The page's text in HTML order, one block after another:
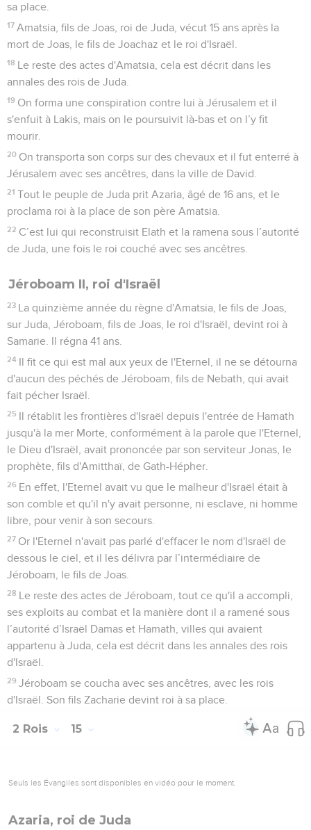
sa place.
17 Amatsia, fils de Joas, roi de Juda, vécut 15 ans après la
mort de Joas, le fils de Joachaz et le roi d'Israël.
18 Le reste des actes d'Amatsia, cela est décrit dans les
annales des rois de Juda.
19 On forma une conspiration contre lui à Jérusalem et il
s'enfuit à Lakis, mais on le poursuivit là-bas et on l’y fit
mourir.
20 On transporta son corps sur des chevaux et il fut enterré à
Jérusalem avec ses ancêtres, dans la ville de David.
21 Tout le peuple de Juda prit Azaria, âgé de 16 ans, et le
proclama roi à la place de son père Amatsia.
22 C’est lui qui reconstruisit Elath et la ramena sous l’autorité
de Juda, une fois le roi couché avec ses ancêtres.
Jéroboam II, roi d'Israël
23 La quinzième année du règne d'Amatsia, le fils de Joas,
sur Juda, Jéroboam, fils de Joas, le roi d'Israël, devint roi à
Samarie. Il régna 41 ans.
24 Il fit ce qui est mal aux yeux de l'Eternel, il ne se détourna
d'aucun des péchés de Jéroboam, fils de Nebath, qui avait
fait pécher Israël.
25 Il rétablit les frontières d'Israël depuis l'entrée de Hamath
jusqu'à la mer Morte, conformément à la parole que l'Eternel,
le Dieu d'Israël, avait prononcée par son serviteur Jonas, le
prophète, fils d'Amitthaï, de Gath-Hépher.
26 En effet, l'Eternel avait vu que le malheur d'Israël était à
son comble et qu'il n'y avait personne, ni esclave, ni homme
libre, pour venir à son secours.
27 Or l'Eternel n'avait pas parlé d'effacer le nom d'Israël de
dessous le ciel, et il les délivra par l’intermédiaire de
Jéroboam, le fils de Joas.
28 Le reste des actes de Jéroboam, tout ce qu'il a accompli,
ses exploits au combat et la manière dont il a ramené sous
l’autorité d’Israël Damas et Hamath, villes qui avaient
appartenu à Juda, cela est décrit dans les annales des rois
d'Israël.
29 Jéroboam se coucha avec ses ancêtres, avec les rois
d'Israël. Son fils Zacharie devint roi à sa place.
2 Rois 15
Seuls les Évangiles sont disponibles en vidéo pour le moment.
Azaria, roi de Juda